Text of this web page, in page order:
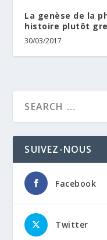
La genèse de la
histoire plutôt
30/03/2017
SUIVEZ-NOUS
Facebook
Twitter